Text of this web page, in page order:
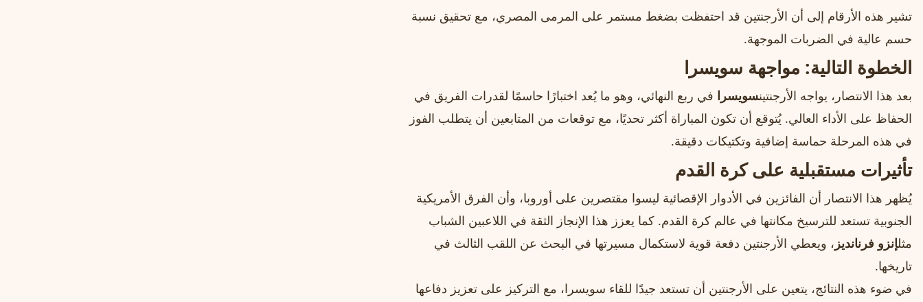
تشير هذه الأرقام إلى أن الأرجنتين قد احتفظت بضغط مستمر على المرمى المصري، مع تحقيق نسبة
حسم عالية في الضربات الموجهة.
الخطوة التالية: مواجهة سويسرا
بعد هذا الانتصار، يواجه الأرجنتينسويسرا في ربع النهائي، وهو ما يُعد اختبارًا حاسمًا لقدرات الفريق في
الحفاظ على الأداء العالي. يُتوقع أن تكون المباراة أكثر تحديًا، مع توقعات من المتابعين أن يتطلب الفوز
في هذه المرحلة حماسة إضافية وتكتيكات دقيقة.
تأثيرات مستقبلية على كرة القدم
يُظهر هذا الانتصار أن الفائزين في الأدوار الإقصائية ليسوا مقتصرين على أوروبا، وأن الفرق الأمريكية
الجنوبية تستعد للترسيخ مكانتها في عالم كرة القدم. كما يعزز هذا الإنجاز الثقة في اللاعبين الشباب
مثلإنزو فرنانديز ، ويعطي الأرجنتين دفعة قوية لاستكمال مسيرتها في البحث عن اللقب الثالث في
تاريخها.
في ضوء هذه النتائج، يتعين على الأرجنتين أن تستعد جيدًا للقاء سويسرا، مع التركيز على تعزيز دفاعها